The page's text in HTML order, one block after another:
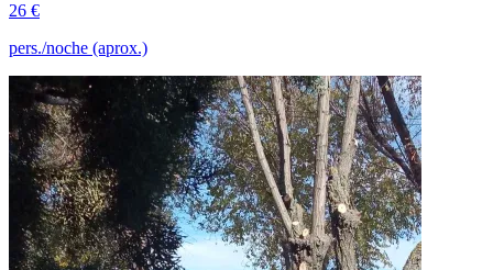
26 €
pers./noche (aprox.)